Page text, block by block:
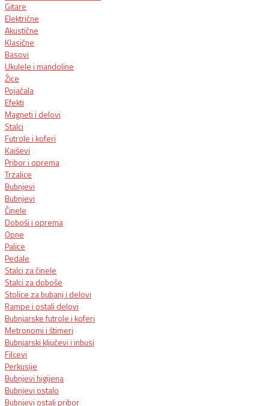
Gitare
Električne
Akustične
Klasične
Basovi
Ukulele i mandoline
Žice
Pojačala
Efekti
Magneti i delovi
Stalci
Futrole i koferi
Kaiševi
Pribor i oprema
Trzalice
Bubnjevi
Bubnjevi
Činele
Doboši i oprema
Opne
Palice
Pedale
Stalci za činele
Stalci za doboše
Stolice za bubanj i delovi
Rampe i ostali delovi
Bubnjarske futrole i koferi
Metronomi i štimeri
Bubnjarski ključevi i inbusi
Filcevi
Perkusije
Bubnjevi higijena
Bubnjevi ostalo
Bubnjevi ostali pribor